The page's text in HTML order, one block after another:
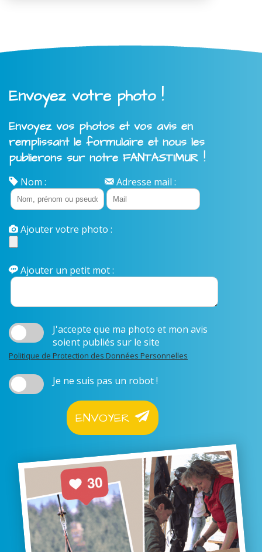
Envoyez votre photo !
Envoyez vos photos et vos avis en
remplissant le formulaire et nous les
publierons sur notre FANTASTIMUR !
Nom : Adresse mail :
Ajouter votre photo :
Ajouter un petit mot :
J'accepte que ma photo et mon avis
soient publiés sur le site
Politique de Protection des Données Personnelles
Je ne suis pas un robot !
ENVOYER